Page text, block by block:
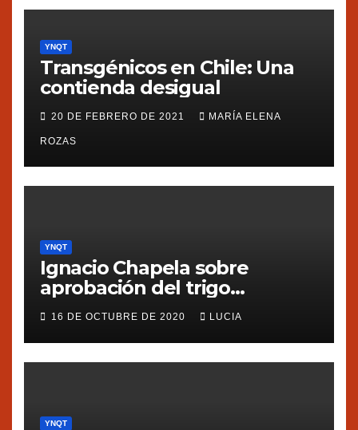
YNQT
Transgénicos en Chile: Una
contienda desigual
20 DE FEBRERO DE 2021 MARÍA ELENA
ROZAS
YNQT
Ignacio Chapela sobre
aprobación del trigo
transgénico en Argentina
16 DE OCTUBRE DE 2020 LUCIA
YNQT